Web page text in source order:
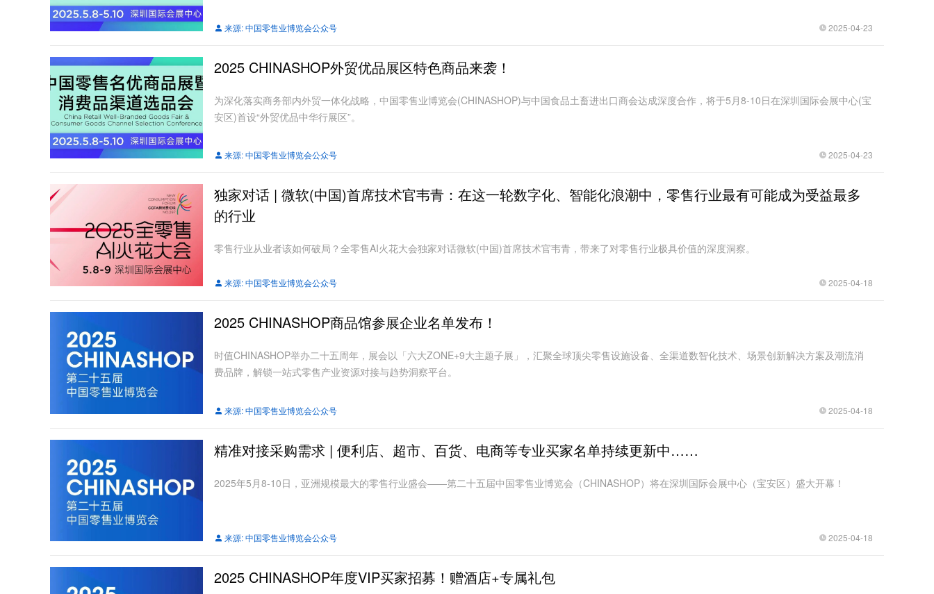
来源:中国零售业博览会公众号 2025-04-23
2025 CHINASHOP外贸优品展区特色商品来袭！
为深化落实商务部内外贸一体化战略，中国零售业博览会(CHINASHOP)与中国食品土畜进出口商会达成深度合作，将于5月8-10日在深圳国际会展中心(宝
安区)首设“外贸优品中华行展区”。
来源:中国零售业博览会公众号 2025-04-23
独家对话 | 微软(中国)首席技术官韦青：在这一轮数字化、智能化浪潮中，零售行业最有可能成为受益最多
的行业
零售行业从业者该如何破局？全零售AI火花大会独家对话微软(中国)首席技术官韦青，带来了对零售行业极具价值的深度洞察。
来源:中国零售业博览会公众号 2025-04-18
2025 CHINASHOP商品馆参展企业名单发布！
时值CHINASHOP举办二十五周年，展会以「六大ZONE+9大主题子展」，汇聚全球顶尖零售设施设备、全渠道数智化技术、场景创新解决方案及潮流消
费品牌，解锁一站式零售产业资源对接与趋势洞察平台。
来源:中国零售业博览会公众号 2025-04-18
精准对接采购需求 | 便利店、超市、百货、电商等专业买家名单持续更新中……
2025年5月8-10日，亚洲规模最大的零售行业盛会——第二十五届中国零售业博览会（CHINASHOP）将在深圳国际会展中心（宝安区）盛大开幕！
来源:中国零售业博览会公众号 2025-04-18
2025 CHINASHOP年度VIP买家招募！赠酒店+专属礼包